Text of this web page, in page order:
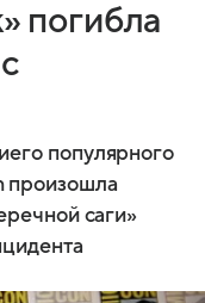
погибла
популярного
произошла
саги»